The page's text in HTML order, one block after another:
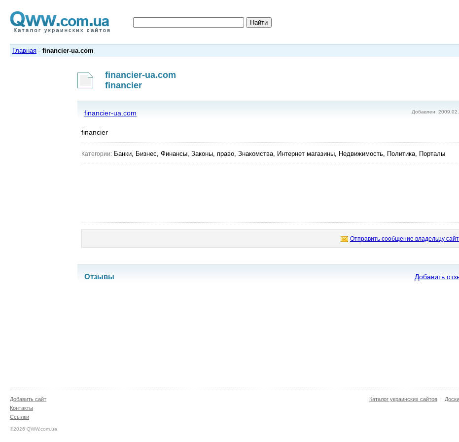
Главная - financier-ua.com
financier-ua.com
financier
financier-ua.com Добавлен:
financier
Категории: Банки, Бизнес, Финансы, Законы, право, Знакомства, Интернет магазины, Недвижимость, Политика, Порталы
Отправить сообщение владельцу
Отзывы Добавить
Добавить сайт
Контакты
Ссылки
©2026 QWW.com.ua
Каталог украинских сайтов |